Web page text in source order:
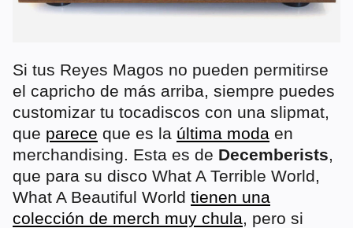
Si tus Reyes Magos no pueden permitirse
el capricho de más arriba, siempre puedes
customizar tu tocadiscos con una slipmat,
que parece que es la última moda en
merchandising. Esta es de Decemberists
que para su disco What A Terrible World,
What A Beautiful World tienen una
colección de merch muy chula , pero si